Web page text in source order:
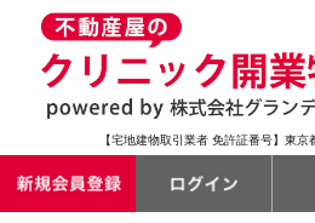
【宅地建物取引業者 免許証番号】東